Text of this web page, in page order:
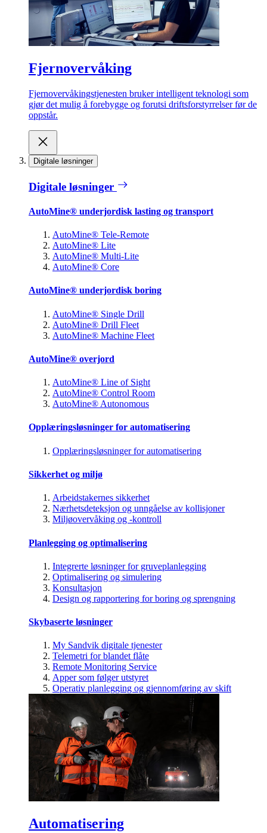
Fjernovervåking
Fjernovervåkingstjenesten bruker intelligent teknologi som
gjør det mulig å forebygge og forutsi driftsforstyrrelser før de
oppstår.
Digitale løsninger
Digitale løsninger
AutoMine® underjordisk lasting og transport
AutoMine® Tele-Remote
AutoMine® Lite
AutoMine® Multi-Lite
AutoMine® Core
AutoMine® underjordisk boring
AutoMine® Single Drill
AutoMine® Drill Fleet
AutoMine® Machine Fleet
AutoMine® overjord
AutoMine® Line of Sight
AutoMine® Control Room
AutoMine® Autonomous
Opplæringsløsninger for automatisering
Opplæringsløsninger for automatisering
Sikkerhet og miljø
Arbeidstakernes sikkerhet
Nærhetsdeteksjon og unngåelse av kollisjoner
Miljøovervåking og -kontroll
Planlegging og optimalisering
Integrerte løsninger for gruveplanlegging
Optimalisering og simulering
Konsultasjon
Design og rapportering for boring og sprengning
Skybaserte løsninger
My Sandvik digitale tjenester
Telemetri for blandet flåte
Remote Monitoring Service
Apper som følger utstyret
Operativ planlegging og gjennomføring av skift
Automatisering